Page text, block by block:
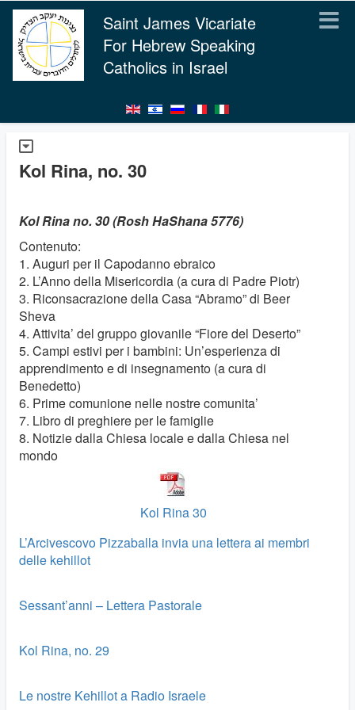
Saint James Vicariate
For Hebrew Speaking
Catholics in Israel
Kol Rina, no. 30
Kol Rina no. 30 (Rosh HaShana 5776)
Contenuto:
1. Auguri per il Capodanno ebraico
2. L’Anno della Misericordia (a cura di Padre Piotr)
3. Riconsacrazione della Casa “Abramo” di Beer
Sheva
4. Attivita’ del gruppo giovanile “Fiore del Deserto”
5. Campi estivi per i bambini: Un’esperienza di
apprendimento e di insegnamento (a cura di
Benedetto)
6. Prime comunione nelle nostre comunita’
7. Libro di preghiere per le famiglie
8. Notizie dalla Chiesa locale e dalla Chiesa nel
mondo
Kol Rina 30
L’Arcivescovo Pizzaballa invia una lettera ai membri
delle kehillot
Sessant’anni – Lettera Pastorale
Kol Rina, no. 29
Le nostre Kehillot a Radio Israele